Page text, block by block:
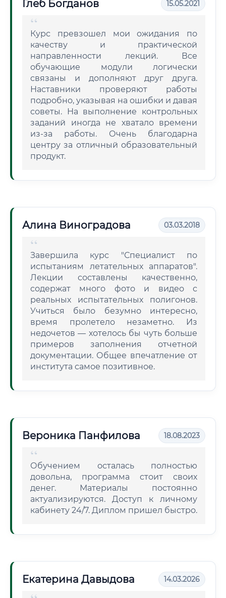
Глеб Богданов 15.05.2021
Курс превзошел мои ожидания по
качеству и практической
направленности лекций. Все
обучающие модули логически
связаны и дополняют друг друга.
Наставники проверяют работы
подробно, указывая на ошибки и давая
советы. На выполнение контрольных
заданий иногда не хватало времени
из-за работы. Очень благодарна
центру за отличный образовательный
продукт.
Алина Виноградова 03.03.2018
Завершила курс "Специалист по
испытаниям летательных аппаратов".
Лекции составлены качественно,
содержат много фото и видео с
реальных испытательных полигонов.
Учиться было безумно интересно,
время пролетело незаметно. Из
недочетов — хотелось бы чуть больше
примеров заполнения отчетной
документации. Общее впечатление от
института самое позитивное.
Вероника Панфилова 18.08.2023
Обучением осталась полностью
довольна, программа стоит своих
денег. Материалы постоянно
актуализируются. Доступ к личному
кабинету 24/7. Диплом пришел быстро.
Екатерина Давыдова 14.03.2026